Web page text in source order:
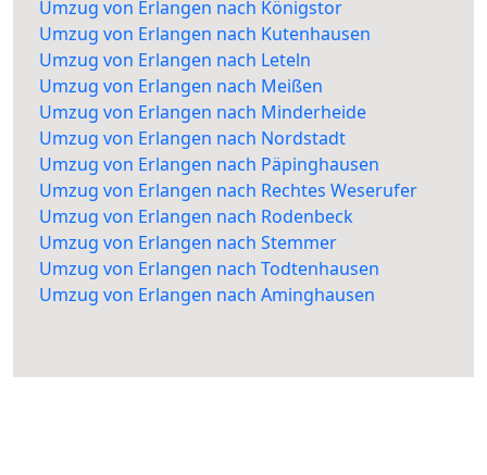
Umzug von Erlangen nach Königstor
Umzug von Erlangen nach Kutenhausen
Umzug von Erlangen nach Leteln
Umzug von Erlangen nach Meißen
Umzug von Erlangen nach Minderheide
Umzug von Erlangen nach Nordstadt
Umzug von Erlangen nach Päpinghausen
Umzug von Erlangen nach Rechtes Weserufer
Umzug von Erlangen nach Rodenbeck
Umzug von Erlangen nach Stemmer
Umzug von Erlangen nach Todtenhausen
Umzug von Erlangen nach Aminghausen